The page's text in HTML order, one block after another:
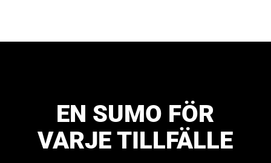
EN SUMO FÖR
VARJE TILLFÄLLE